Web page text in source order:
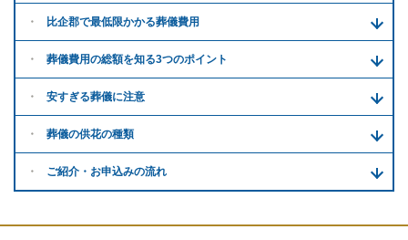
比企郡で最低限かかる葬儀費用
葬儀費用の総額を知る3つのポイント
安すぎる葬儀に注意
葬儀の供花の種類
ご紹介・ お申込みの流れ